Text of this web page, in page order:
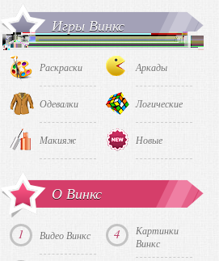
Игры Винкс
Раскраски
Одевалки
Макияж
Аркады
Логические
Новые
О Винкс
1 Видео Винкс 4
Картинки
Винкс